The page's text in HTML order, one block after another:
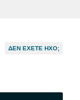
ΔΕΝ ΈΧΕΤΕ ΉΧΟ;